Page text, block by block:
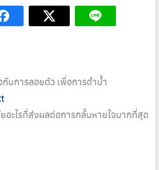
บการลอยตัว เพื่อการดำน้ำ
post:
อะไรที่ส่งผลต่อการกลั้นหายใจมากที่สุด